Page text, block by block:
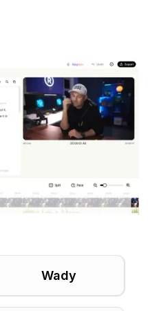
Wady